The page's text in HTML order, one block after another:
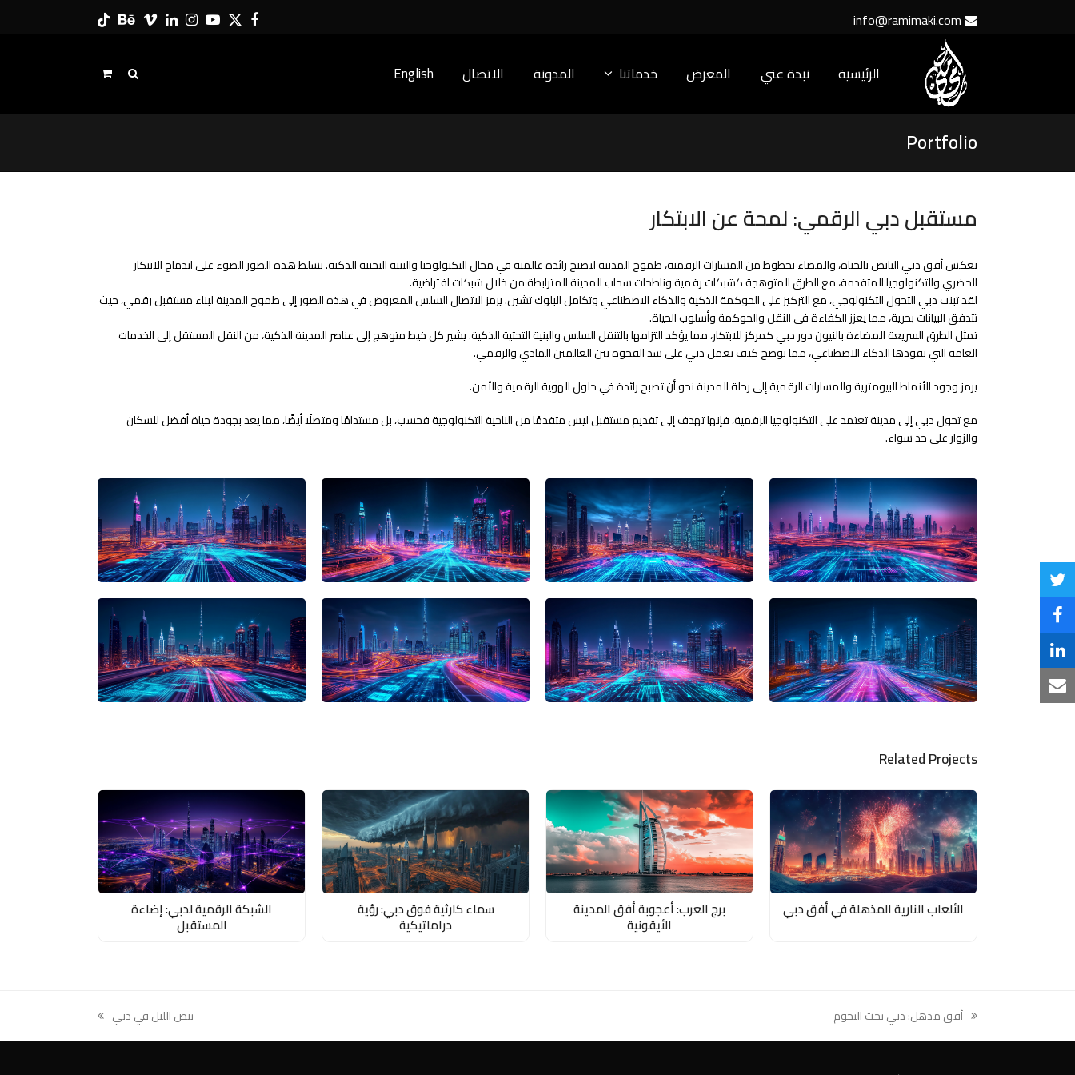
info@ramimaki.com
Facebook
Twitter
YouTube
Instagram
LinkedIn
Vimeo
Behance
Tiktok
الرئيسية نبذة عني المعرض خدماتنا المدونة الاتصال English
Portfolio
مستقبل دبي الرقمي: لمحة عن الابتكار
يعكس أفق دبي النابض بالحياة، والمضاء بخطوط من المسارات الرقمية، طموح المدينة لتصبح رائدة عالمية في مجال التكنولوجيا والبنية التحتية الذكية. تسلط هذه الصور الضوء على اندماج الابتكار
الحضري والتكنولوجيا المتقدمة، مع الطرق المتوهجة كشبكات رقمية وناطحات سحاب المدينة المترابطة من خلال شبكات افتراضية.
لقد تبنت دبي التحول التكنولوجي، مع التركيز على الحوكمة الذكية والذكاء الاصطناعي وتكامل البلوك تشين. يرمز الاتصال السلس المعروض في هذه الصور إلى طموح المدينة لبناء مستقبل رقمي، حيث
تتدفق البيانات بحرية، مما يعزز الكفاءة في النقل والحوكمة وأسلوب الحياة.
تمثل الطرق السريعة المضاءة بالنيون دور دبي كمركز للابتكار، مما يؤكد التزامها بالتنقل السلس والبنية التحتية الذكية. يشير كل خيط متوهج إلى عناصر المدينة الذكية، من النقل المستقل إلى الخدمات
العامة التي يقودها الذكاء الاصطناعي، مما يوضح كيف تعمل دبي على سد الفجوة بين العالمين المادي والرقمي.
يرمز وجود الأنماط البيومترية والمسارات الرقمية إلى رحلة المدينة نحو أن تصبح رائدة في حلول الهوية الرقمية والأمن.
مع تحول دبي إلى مدينة تعتمد على التكنولوجيا الرقمية، فإنها تهدف إلى تقديم مستقبل ليس متقدمًا من الناحية التكنولوجية فحسب، بل مستدامًا ومتصلًا أيضًا، مما يعد بجودة حياة أفضل للسكان
والزوار على حد سواء.
Share
on
Twitter
Share
on
Facebook
Share
on
Share
Related Projects
الألعاب النارية المذهلة في أفق دبي برج العرب: أعجوبة أفق المدينة
الأيقونية
سماء كارثية فوق دبي: رؤية
دراماتيكية
الشبكة الرقمية لدبي: إضاءة
المستقبل
previous
post:
أفق مذهل: دبي تحت النجوم
next
post:
نبض الليل في دبي